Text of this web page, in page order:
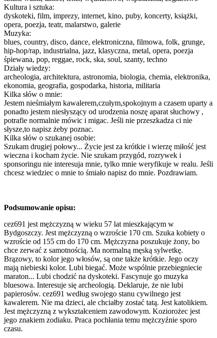
Kultura i sztuka:
dyskoteki, film, imprezy, internet, kino, puby, koncerty, książki,
opera, poezja, teatr, malarstwo, galerie
Muzyka:
blues, country, disco, dance, elektroniczna, filmowa, folk, grunge,
hip-hop/rap, industrialna, jazz, klasyczna, metal, opera, poezja
śpiewana, pop, reggae, rock, ska, soul, szanty, techno
Działy wiedzy:
archeologia, architektura, astronomia, biologia, chemia, elektronika,
ekonomia, geografia, gospodarka, historia, militaria
Kilka słów o mnie:
Jestem nieśmiałym kawalerem,czułym,spokojnym a czasem uparty a
ponadto jestem niesłyszący od urodzenia noszę aparat słuchowy ,
potrafie normalnie mówic i migac. Jeśli nie przeszkadza ci nie
słysze,to napisz żeby poznac.
Kilka słów o szukanej osobie:
Szukam drugiej połowy... Życie jest za krótkie i wierzę miłość jest
wieczna i kocham życie. Nie szukam przygód, rozrywek i
sponsoringu nie interesuja mnie, tylko mnie weryfikuje w realu. Jeśli
chcesz wiedziec o mnie to śmiało napisz do mnie. Pozdrawiam.
Podsumowanie opisu:
cez691 jest mężczyzną w wieku 57 lat mieszkającym w
Bydgoszczy. Jest mężczyzną o wzroście 170 cm. Szuka kobiety o
wzroście od 155 cm do 170 cm. Mężczyzna poszukuje żony, bo
chce zerwać z samotnością. Ma normalną męską sylwetkę.
Brązowy, to kolor jego włosów, są one także krótkie. Jego oczy
mają niebieski kolor. Lubi biegać. Może wspólnie przebiegniecie
maraton... Lubi chodzić na dyskoteki. Fascynuje go muzyka
bluesowa. Interesuje się archeologią. Deklaruje, że nie lubi
papierosów. cez691 według swojego stanu cywilnego jest
kawalerem. Nie ma dzieci, ale chciałby zostać tatą. Jest katolikiem.
Jest mężczyzną z wykształceniem zawodowym. Koziorożec jest
jego znakiem zodiaku. Praca pochłania temu mężczyźnie sporo
czasu.